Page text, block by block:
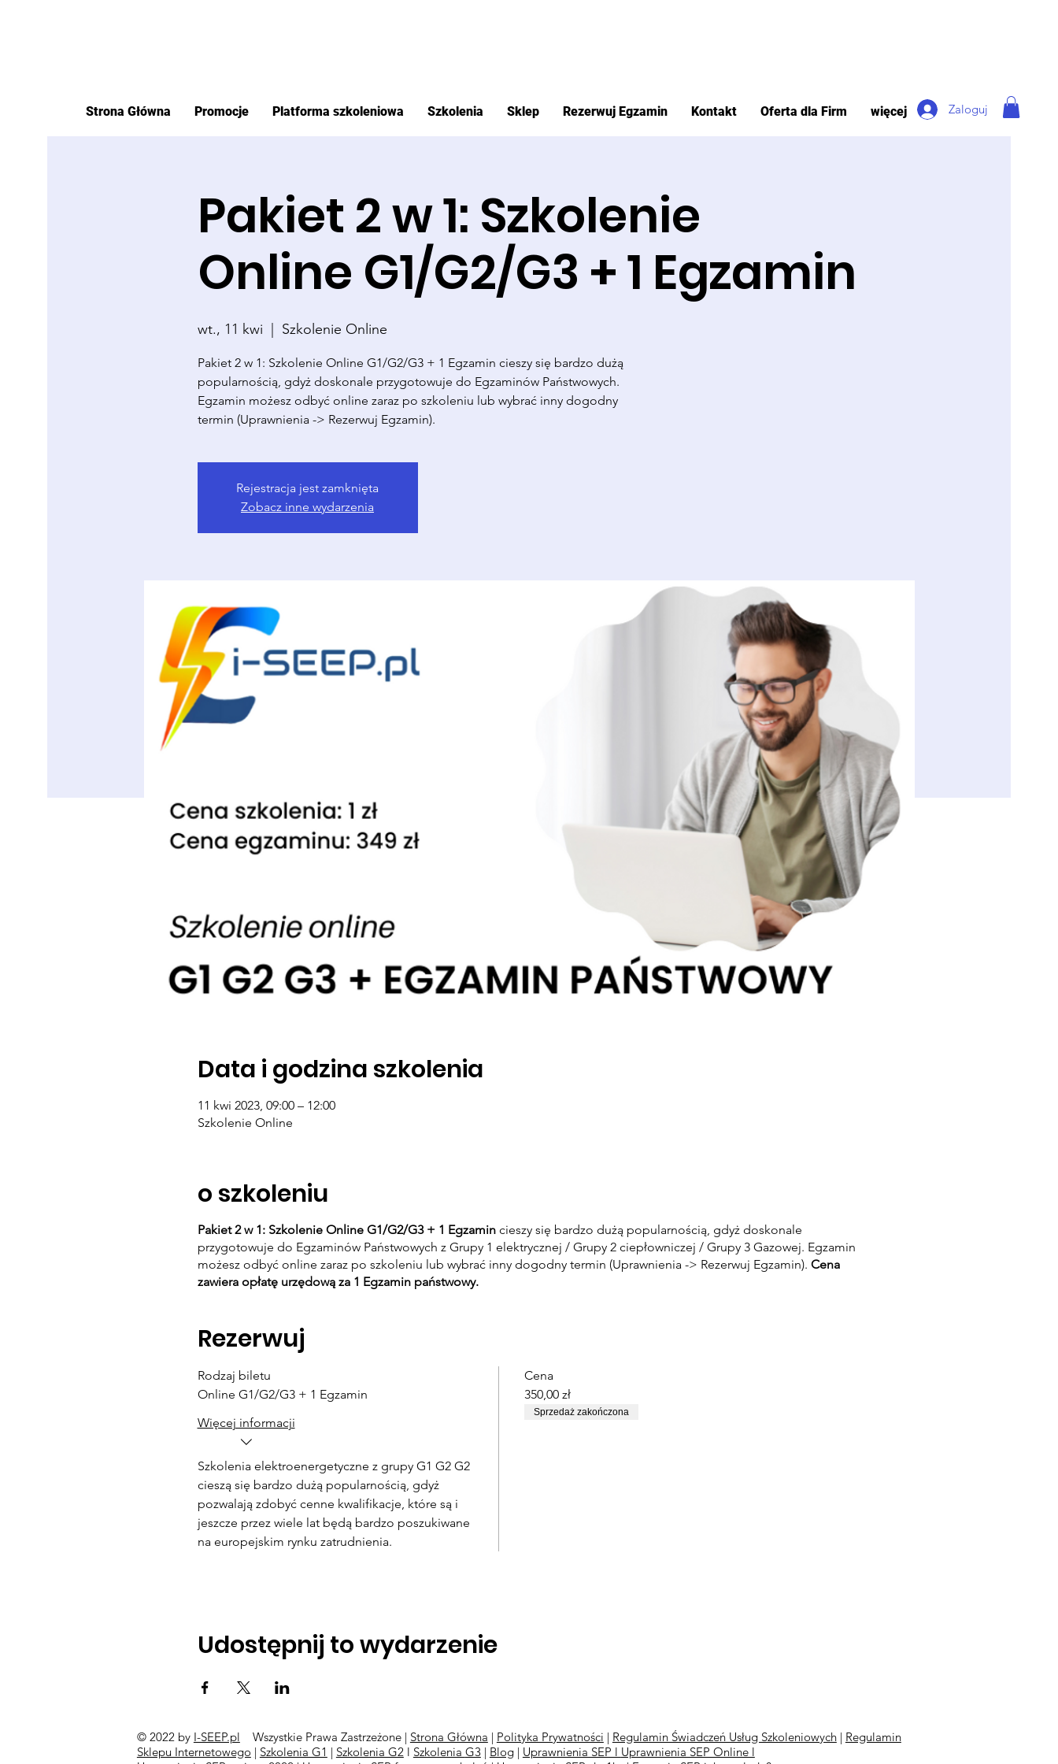
Strona Główna Promocje Platforma szkoleniowa Szkolenia Sklep Rezerwuj Egzamin Kontakt Oferta dla Firm więcej Zaloguj
Pakiet 2 w 1: Szkolenie
Online G1/G2/G3 + 1 Egzamin
wt., 11 kwi
  |
Szkolenie Online
Pakiet 2 w 1: Szkolenie Online G1/G2/G3 + 1 Egzamin cieszy się bardzo dużą
popularnością, gdyż doskonale przygotowuje do Egzaminów Państwowych.
Egzamin możesz odbyć online zaraz po szkoleniu lub wybrać inny dogodny
termin (Uprawnienia -> Rezerwuj Egzamin).
Rejestracja jest zamknięta
Zobacz inne wydarzenia
Data i godzina szkolenia
11 kwi 2023, 09:00 – 12:00
Szkolenie Online
o szkoleniu
Pakiet 2 w 1: Szkolenie Online G1/G2/G3 + 1 Egzamin cieszy się bardzo dużą popularnością, gdyż doskonale
przygotowuje do Egzaminów Państwowych z Grupy 1 elektrycznej / Grupy 2 ciepłowniczej / Grupy 3 Gazowej. Egzamin
możesz odbyć online zaraz po szkoleniu lub wybrać inny dogodny termin (Uprawnienia -> Rezerwuj Egzamin). Cena
zawiera opłatę urzędową za 1 Egzamin państwowy.
Rezerwuj
Rodzaj biletu
Online G1/G2/G3 + 1 Egzamin
Więcej informacji
Szkolenia elektroenergetyczne z grupy G1 G2 G2
cieszą się bardzo dużą popularnością, gdyż
pozwalają zdobyć cenne kwalifikacje, które są i
jeszcze przez wiele lat będą bardzo poszukiwane
na europejskim rynku zatrudnienia.
Cena
350,00 zł
Sprzedaż zakończona
Udostępnij to wydarzenie
© 2022 by I-SEEP.pl Wszystkie Prawa Zastrzeżone | Strona Główna | Polityka Prywatności | Regulamin Świadczeń Usług Szkoleniowych| Regulamin
Sklepu Internetowego | Szkolenia G1 | Szkolenia G2 l Szkolenia G3 | Blog| Uprawnienia SEP l Uprawnienia SEP Online l